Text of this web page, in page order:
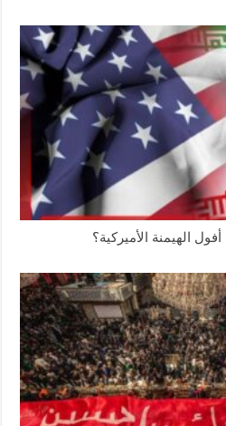
الهيمنة الأميركية؟